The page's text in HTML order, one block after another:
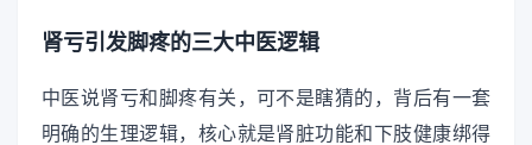
肾亏引发脚疼的三大中医逻辑
中医说肾亏和脚疼有关，可不是瞎猜的，背后有一套
明确的生理逻辑，核心就是肾脏功能和下肢健康绑得